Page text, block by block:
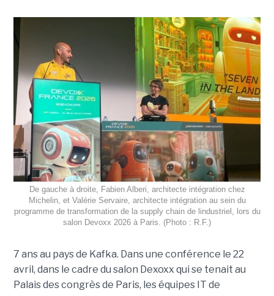
De gauche à droite, Fabien Alberi, architecte intégration chez
Michelin, et Valérie Servaire, architecte intégration au sein du
programme de transformation de la supply chain de lindustriel, lors du
salon Devoxx 2026 à Paris. (Photo : R.F.)
7 ans au pays de Kafka. Dans une conférence le 22
avril, dans le cadre du salon Dexoxx qui se tenait au
Palais des congrès de Paris, les équipes IT de